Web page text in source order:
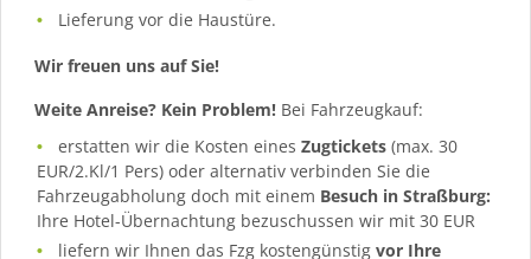
Lieferung vor die Haustüre.
Wir freuen uns auf Sie!
Weite Anreise? Kein Problem! Bei Fahrzeugkauf:
erstatten wir die Kosten einesZugtickets (max. 30
EUR/2.Kl/1 Pers) oder alternativ verbinden Sie die
Fahrzeugabholung doch mit einem Besuch in Straßburg:
Ihre Hotel-Übernachtung bezuschussen wir mit 30 EUR
liefern wir Ihnen das Fzg kostengünstigvor Ihre